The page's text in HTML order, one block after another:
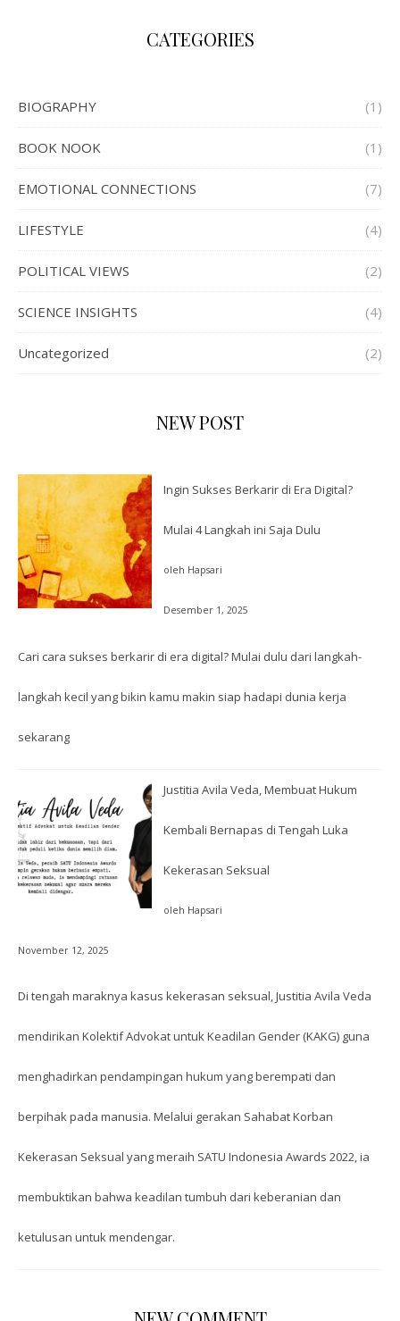
CATEGORIES
BIOGRAPHY (1)
BOOK NOOK (1)
EMOTIONAL CONNECTIONS (7)
LIFESTYLE (4)
POLITICAL VIEWS (2)
SCIENCE INSIGHTS (4)
Uncategorized (2)
NEW POST
Ingin Sukses Berkarir di Era Digital?
Mulai 4 Langkah ini Saja Dulu
oleh Hapsari
Desember 1, 2025
Cari cara sukses berkarir di era digital? Mulai dulu dari langkah-
langkah kecil yang bikin kamu makin siap hadapi dunia kerja
sekarang
Justitia Avila Veda, Membuat Hukum
Kembali Bernapas di Tengah Luka
Kekerasan Seksual
oleh Hapsari
November 12, 2025
Di tengah maraknya kasus kekerasan seksual, Justitia Avila Veda
mendirikan Kolektif Advokat untuk Keadilan Gender (KAKG) guna
menghadirkan pendampingan hukum yang berempati dan
berpihak pada manusia. Melalui gerakan Sahabat Korban
Kekerasan Seksual yang meraih SATU Indonesia Awards 2022, ia
membuktikan bahwa keadilan tumbuh dari keberanian dan
ketulusan untuk mendengar.